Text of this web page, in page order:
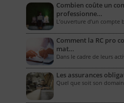
Combien coûte un
professionne…
L’ouverture d’un
Comment la RC pro
mat…
Dans le cadre de leurs
Les assurances
Quel que soit son